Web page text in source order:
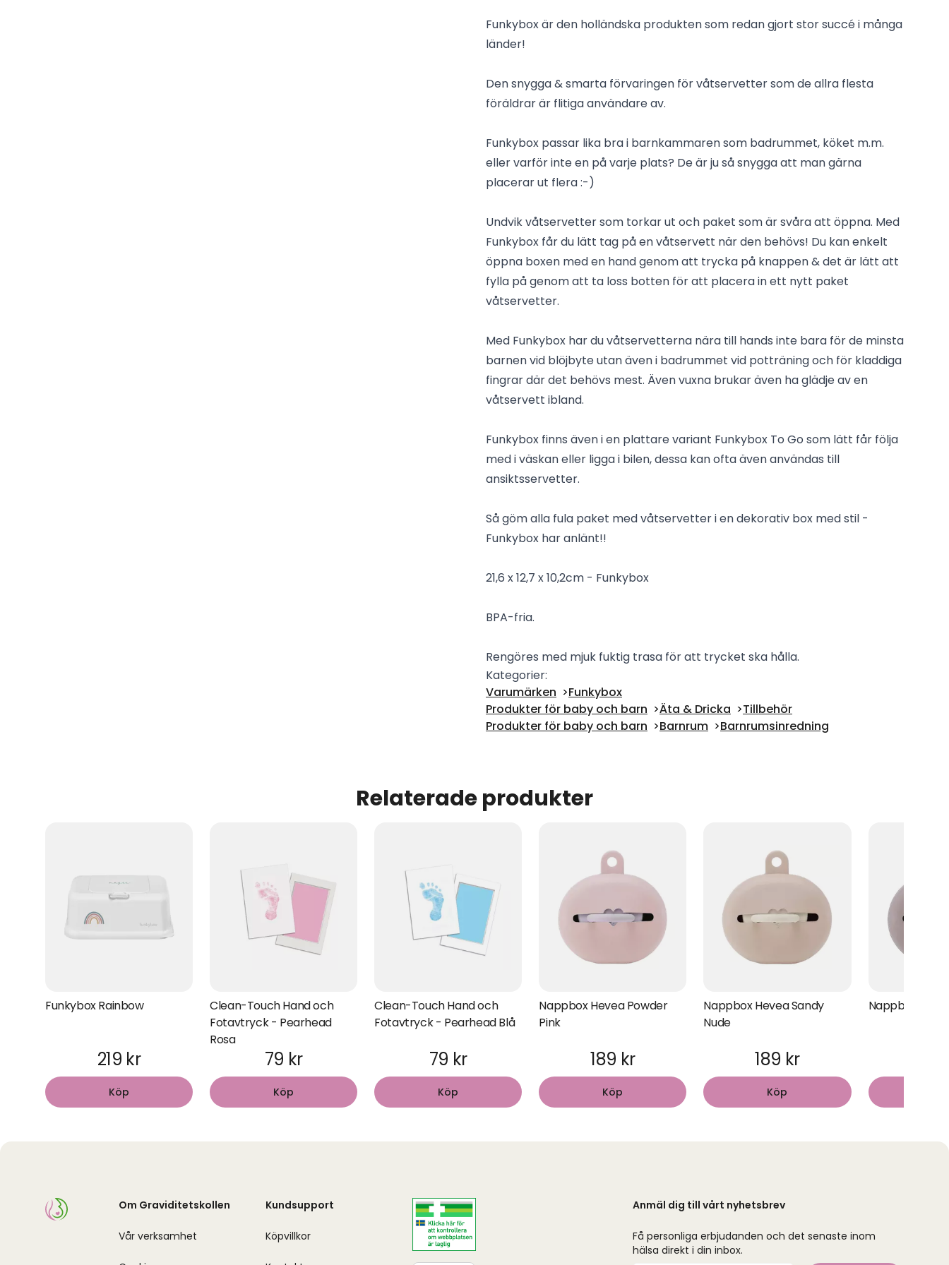
Funkybox är den holländska produkten som redan gjort stor succé i många
länder!
Den snygga & smarta förvaringen för våtservetter som de allra flesta
föräldrar är flitiga användare av.
Funkybox passar lika bra i barnkammaren som badrummet, köket m.m.
eller varför inte en på varje plats? De är ju så snygga att man gärna
placerar ut flera :-)
Undvik våtservetter som torkar ut och paket som är svåra att öppna. Med
Funkybox får du lätt tag på en våtservett när den behövs! Du kan enkelt
öppna boxen med en hand genom att trycka på knappen & det är lätt att
fylla på genom att ta loss botten för att placera in ett nytt paket
våtservetter.
Med Funkybox har du våtservetterna nära till hands inte bara för de minsta
barnen vid blöjbyte utan även i badrummet vid potträning och för kladdiga
fingrar där det behövs mest. Även vuxna brukar även ha glädje av en
våtservett ibland.
Funkybox finns även i en plattare variant Funkybox To Go som lätt får följa
med i väskan eller ligga i bilen, dessa kan ofta även användas till
ansiktsservetter.
Så göm alla fula paket med våtservetter i en dekorativ box med stil -
Funkybox har anlänt!!
21,6 x 12,7 x 10,2cm - Funkybox
BPA-fria.
Rengöres med mjuk fuktig trasa för att trycket ska hålla.
Kategorier:
Varumärken
Funkybox
Produkter för baby och barn
Äta & Dricka
Tillbehör
Produkter för baby och barn
Barnrum Barnrumsinredning
Relaterade produkter
Funkybox Rainbow
219 kr
Köp
Clean-Touch Hand och
Fotavtryck - Pearhead
Rosa
79 kr
Köp
Clean-Touch Hand och
Fotavtryck - Pearhead Blå
79 kr
Köp
Nappbox Hevea Powder
Pink
189 kr
Köp
Nappbox Hevea Sandy
Nude
189 kr
Köp
Nappbox
Om Graviditetskollen
Vår verksamhet
Kundsupport
Köpvillkor
Anmäl dig till vårt nyhetsbrev
Få personliga erbjudanden och det senaste inom
hälsa direkt i din inbox.